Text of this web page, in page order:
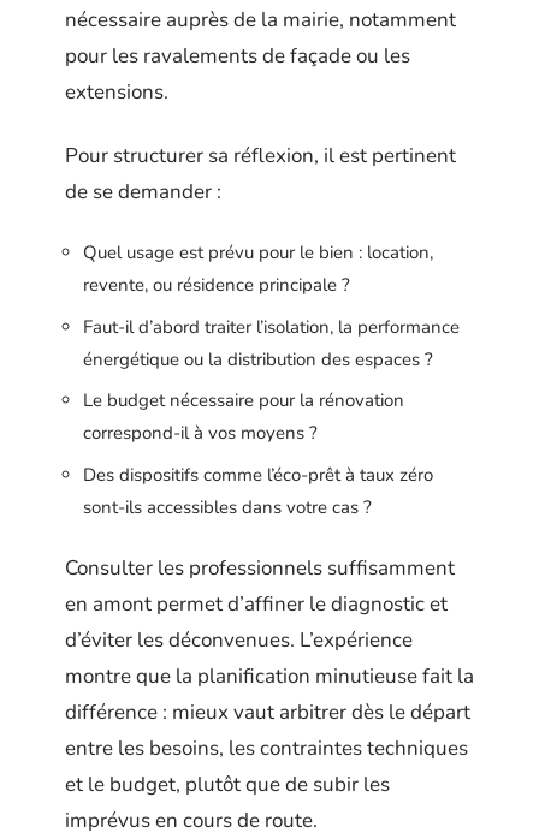
nécessaire auprès de la mairie, notamment
pour les ravalements de façade ou les
extensions.
Pour structurer sa réflexion, il est pertinent
de se demander :
Quel usage est prévu pour le bien : location,
revente, ou résidence principale ?
Faut-il d’abord traiter l’isolation, la performance
énergétique ou la distribution des espaces ?
Le budget nécessaire pour la rénovation
correspond-il à vos moyens ?
Des dispositifs comme l’éco-prêt à taux zéro
sont-ils accessibles dans votre cas ?
Consulter les professionnels suffisamment
en amont permet d’affiner le diagnostic et
d’éviter les déconvenues. L’expérience
montre que la planification minutieuse fait la
différence : mieux vaut arbitrer dès le départ
entre les besoins, les contraintes techniques
et le budget, plutôt que de subir les
imprévus en cours de route.